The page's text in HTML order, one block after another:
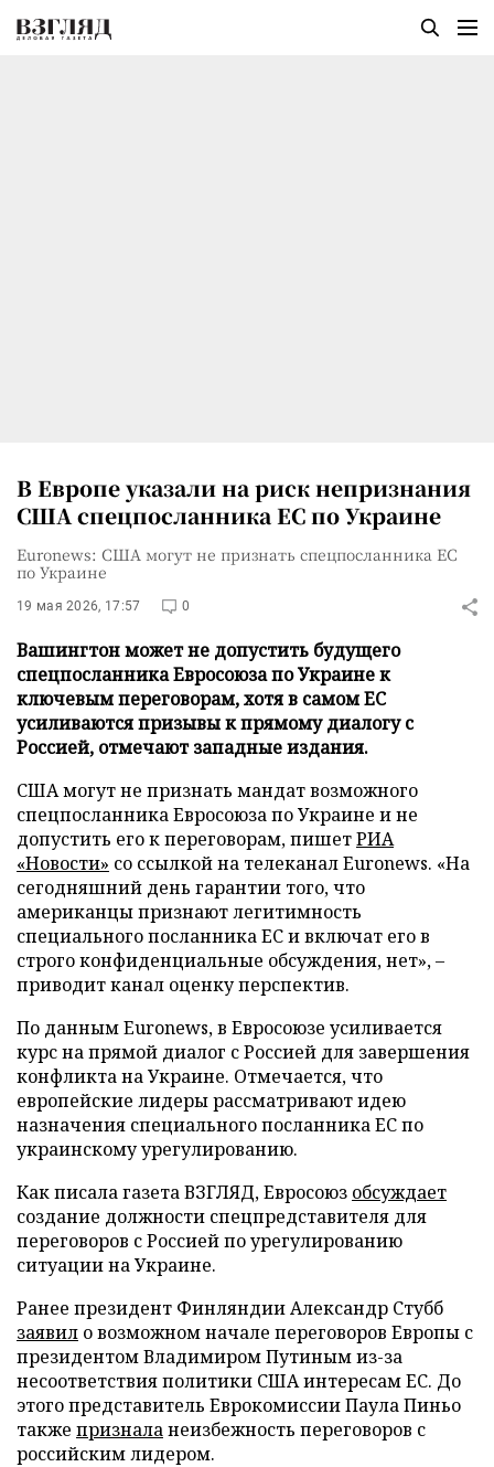
В Европе указали на риск непризнания
США спецпосланника ЕС по Украине
Euronews: США могут не признать спецпосланника ЕС
по Украине
19 мая 2026, 17:57 0
Вашингтон может не допустить будущего
спецпосланника Евросоюза по Украине к
ключевым переговорам, хотя в самом ЕС
усиливаются призывы к прямому диалогу с
Россией, отмечают западные издания.
США могут не признать мандат возможного
спецпосланника Евросоюза по Украине и не
допустить его к переговорам, пишетРИА
«Новости» со ссылкой на телеканал Euronews. «На
сегодняшний день гарантии того, что
американцы признают легитимность
специального посланника ЕС и включат его в
строго конфиденциальные обсуждения, нет», –
приводит канал оценку перспектив.
По данным Euronews, в Евросоюзе усиливается
курс на прямой диалог с Россией для завершения
конфликта на Украине. Отмечается, что
европейские лидеры рассматривают идею
назначения специального посланника ЕС по
украинскому урегулированию.
Как писала газета ВЗГЛЯД, Евросоюз обсуждает
создание должности спецпредставителя для
переговоров с Россией по урегулированию
ситуации на Украине.
Ранее президент Финляндии Александр Стубб
заявил о возможном начале переговоров Европы с
президентом Владимиром Путиным из-за
несоответствия политики США интересам ЕС. До
этого представитель Еврокомиссии Паула Пиньо
также призналанеизбежность переговоров с
российским лидером.